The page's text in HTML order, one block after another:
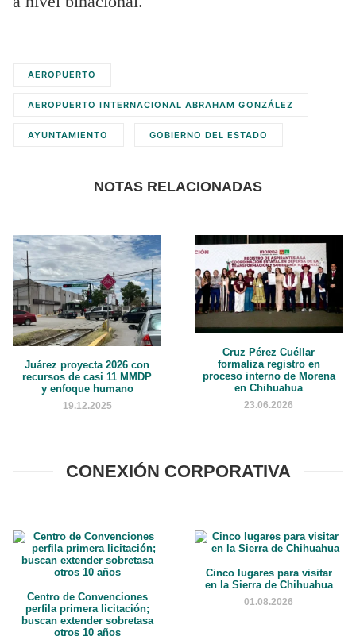
AEROPUERTO
AEROPUERTO INTERNACIONAL ABRAHAM GONZÁLEZ
AYUNTAMIENTO GOBIERNO DEL ESTADO
NOTAS RELACIONADAS
Juárez proyecta 2026 con
recursos de casi 11 MMDP
y enfoque humano
19.12.2025
Cruz Pérez Cuéllar
formaliza registro en
proceso interno de Morena
en Chihuahua
23.06.2026
CONEXIÓN CORPORATIVA
Centro de Convenciones
perfila primera licitación;
buscan extender sobretasa
otros 10 años
Cinco lugares para visitar
en la Sierra de Chihuahua
01.08.2026